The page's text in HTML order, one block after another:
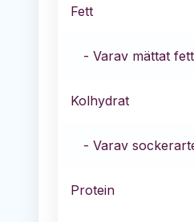
Fett
- Varav mättat fett
Kolhydrat
- Varav
Protein